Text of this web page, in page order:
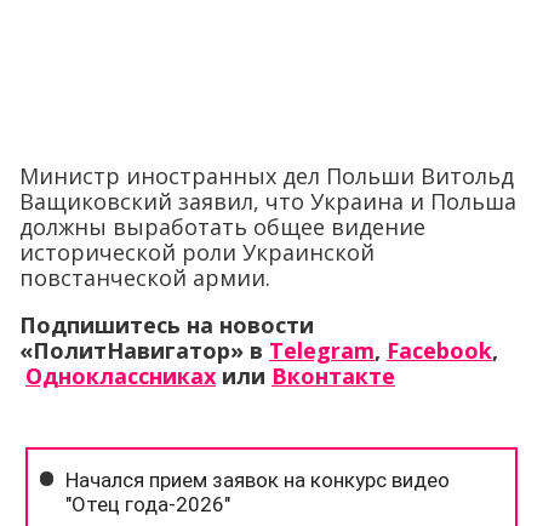
Министр иностранных дел Польши Витольд
Ващиковский заявил, что Украина и Польша
должны выработать общее видение
исторической роли Украинской
повстанческой армии.
Подпишитесь на новости
«ПолитНавигатор» в Telegram, Facebook,
Одноклассниках или Вконтакте